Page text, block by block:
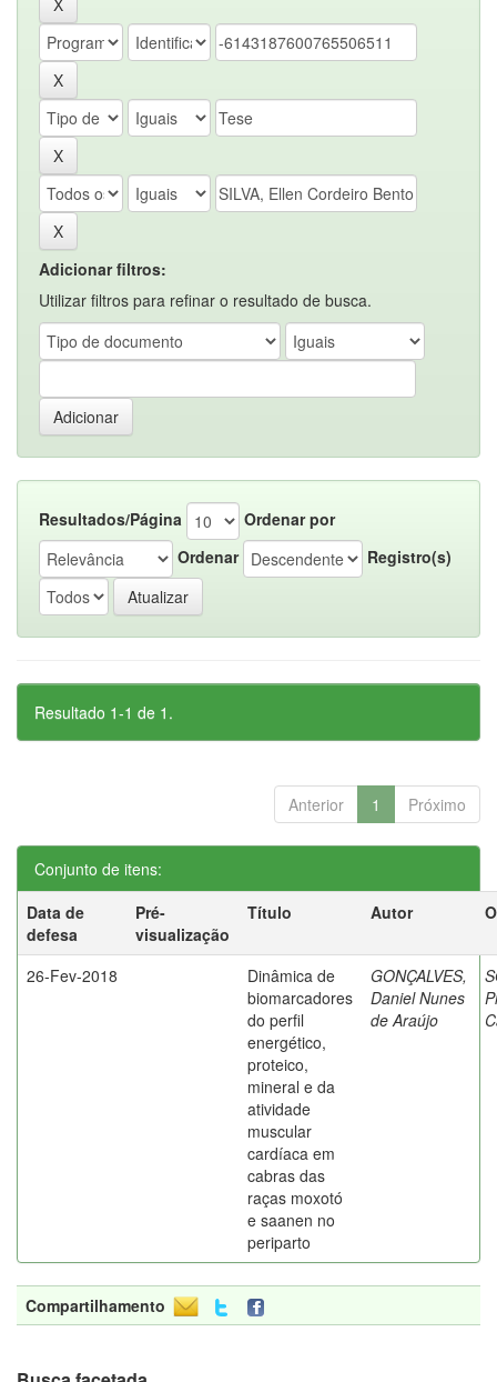
Adicionar filtros:
Utilizar filtros para refinar o resultado de busca.
Resultados/Página
Ordenar por
Ordenar
Registro(s)
Resultado 1-1 de 1.
Anterior 1 Próximo
Conjunto de itens:
Data de
defesa
Pré-
visualização
Título Autor
26-Fev-2018
Dinâmica de
biomarcadores
do perfil
energético,
proteico,
mineral e da
atividade
muscular
cardíaca em
cabras das
raças moxotó
e saanen no
periparto
GONÇALVES,
Daniel Nunes
de Araújo
Compartilhamento